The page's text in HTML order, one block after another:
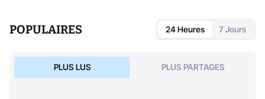
POPULAIRES 24 Heures 7 Jours
PLUS LUS PLUS PARTAGES